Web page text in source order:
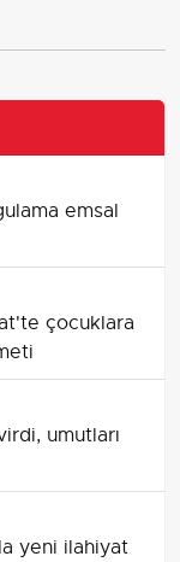
emsal
çocuklara
umutları
yeni ilahiyat